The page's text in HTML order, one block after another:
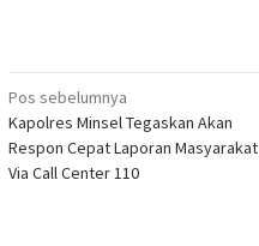
Navigasi
pos
Pos sebelumnya
Kapolres Minsel Tegaskan Akan
Respon Cepat Laporan Masyarakat
Via Call Center 110